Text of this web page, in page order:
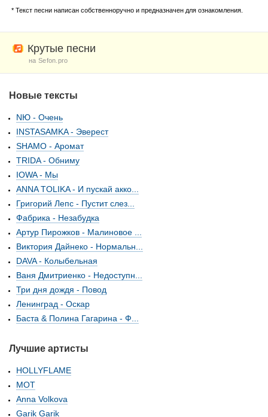
* Текст песни написан собственноручно и предназначен для ознакомления.
Крутые песни
на Sefon.pro
Новые тексты
NЮ - Очень
INSTASAMKA - Эверест
SHAMO - Аромат
TRIDA - Обниму
IOWA - Мы
ANNA TOLIKA - И пускай акко...
Григорий Лепс - Пустит слез...
Фабрика - Незабудка
Артур Пирожков - Малиновое ...
Виктория Дайнеко - Нормальн...
DAVA - Колыбельная
Ваня Дмитриенко - Недоступн...
Три дня дождя - Повод
Ленинград - Оскар
Баста & Полина Гагарина - Ф...
Лучшие артисты
HOLLYFLAME
МОТ
Anna Volkova
Garik Garik